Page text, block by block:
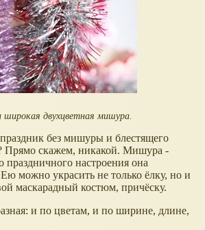
широкая двухцветная мишура.
без мишуры и блестящего
Прямо скажем, никакой. Мишура -
праздничного настроения она
Ею можно украсить не только ёлку, но и
маскарадный костюм, причёску.
и по цветам, и по ширине, длине,